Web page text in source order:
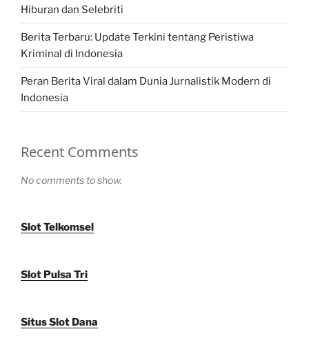
Hiburan dan Selebriti
Berita Terbaru: Update Terkini tentang Peristiwa
Kriminal di Indonesia
Peran Berita Viral dalam Dunia Jurnalistik Modern di
Indonesia
Recent Comments
No comments to show.
Slot Telkomsel
Slot Pulsa Tri
Situs Slot Dana